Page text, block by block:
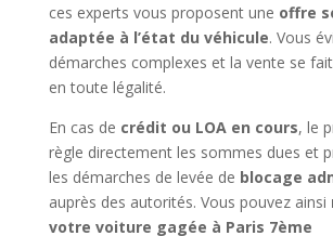
ces experts vous proposent une offre
adaptée à l’état du véhicule. Vous
démarches complexes et la vente se
en toute légalité.
En cas de crédit ou LOA en cours, le
règle directement les sommes dues et
les démarches de levée de blocage
auprès des autorités. Vous pouvez ainsi
votre voiture gagée à Paris 7ème